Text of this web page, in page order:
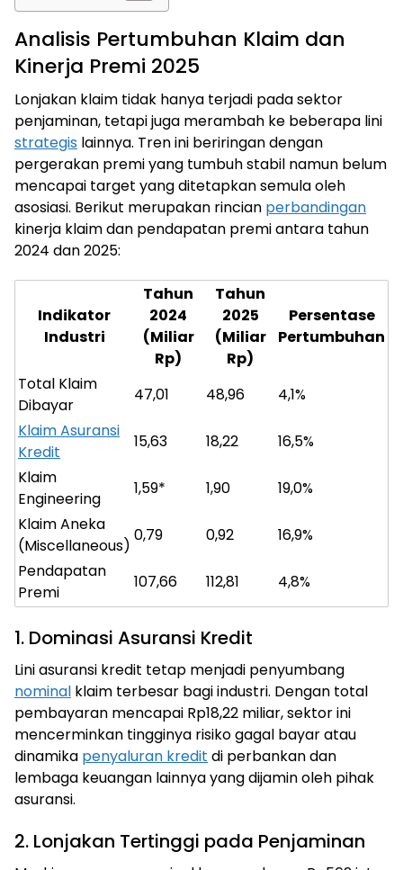
Analisis Pertumbuhan Klaim dan
Kinerja Premi 2025
Lonjakan klaim tidak hanya terjadi pada sektor
penjaminan, tetapi juga merambah ke beberapa lini
strategis lainnya. Tren ini beriringan dengan
pergerakan premi yang tumbuh stabil namun belum
mencapai target yang ditetapkan semula oleh
asosiasi. Berikut merupakan rincian perbandingan
kinerja klaim dan pendapatan premi antara tahun
2024 dan 2025:
Indikator
Industri
Tahun
2024
(Miliar
Rp)
Tahun
2025
(Miliar
Rp)
Persentase
Pertumbuhan
Total Klaim
Dibayar
47,01 48,96
4,1%
Klaim Asuransi
Kredit
15,63 18,22
16,5%
Klaim
Engineering
1,59* 1,90
19,0%
Klaim Aneka
(Miscellaneous)
0,79 0,92
16,9%
Pendapatan
Premi
107,66 112,81 4,8%
1. Dominasi Asuransi Kredit
Lini asuransi kredit tetap menjadi penyumbang
nominal klaim terbesar bagi industri. Dengan total
pembayaran mencapai Rp18,22 miliar, sektor ini
mencerminkan tingginya risiko gagal bayar atau
dinamika penyaluran kredit di perbankan dan
lembaga keuangan lainnya yang dijamin oleh pihak
asuransi.
2. Lonjakan Tertinggi pada Penjaminan